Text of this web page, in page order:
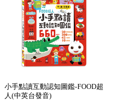
小手點讀互動認知圖鑑-FOOD超
人(中英台發音)